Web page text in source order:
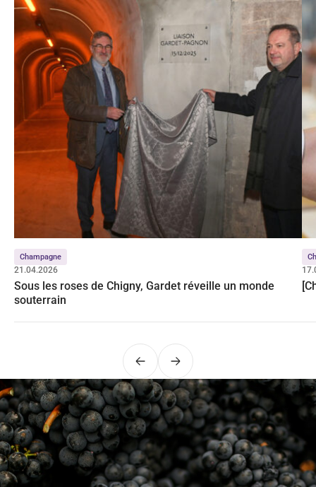
Champagne
21.04.2026
Sous les roses de Chigny, Gardet réveille un monde
souterrain
PrécédentSuivant